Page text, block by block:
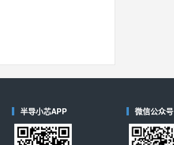
半导小芯APP 微信公众号